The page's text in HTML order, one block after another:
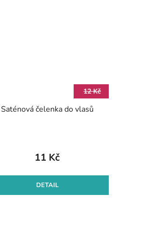
12 Kč
Saténová čelenka do vlasů
11 Kč
DETAIL